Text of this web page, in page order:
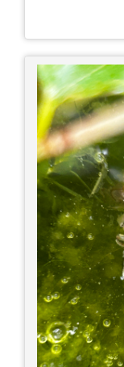
さん。 写真
土産たち。 お
ね！ 広島